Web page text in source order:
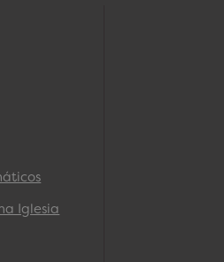
Iglesia